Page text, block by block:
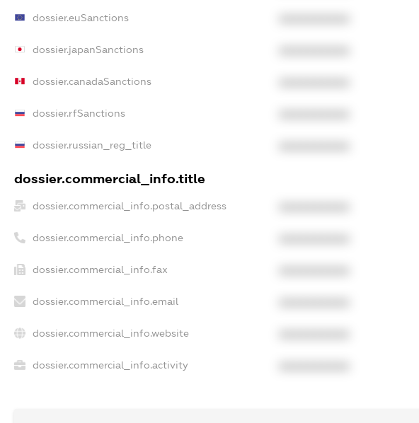
dossier.euSanctions
dossier.japanSanctions
dossier.canadaSanctions
dossier.rfSanctions
dossier.russian_reg_title
dossier.commercial_info.title
dossier.commercial_info.postal_address
dossier.commercial_info.phone
dossier.commercial_info.fax
dossier.commercial_info.email
dossier.commercial_info.website
dossier.commercial_info.activity